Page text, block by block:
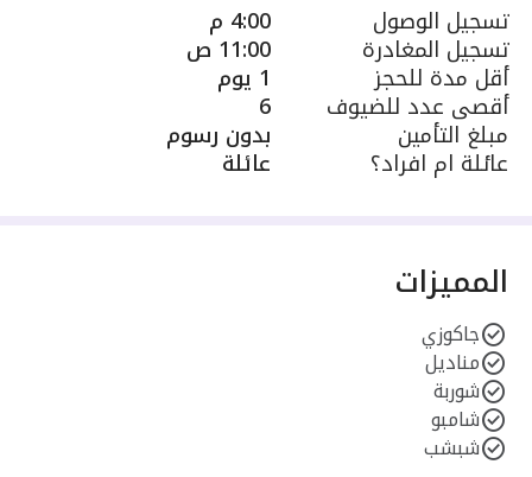
تسجيل الوصول 4:00 م
تسجيل المغادرة 11:00 ص
أقل مدة للحجز 1 يوم
أقصى عدد للضيوف 6
مبلغ التأمين بدون رسوم
عائلة ام افراد؟ عائلة
المميزات
جاكوزي
مناديل
شوربة
شامبو
شبشب